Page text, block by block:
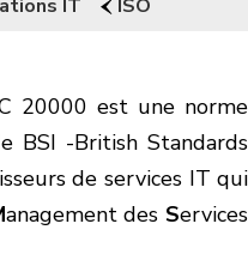
IT ISO
20000 est une norme
BSI -British Standards
de services IT qui
anagement desServices